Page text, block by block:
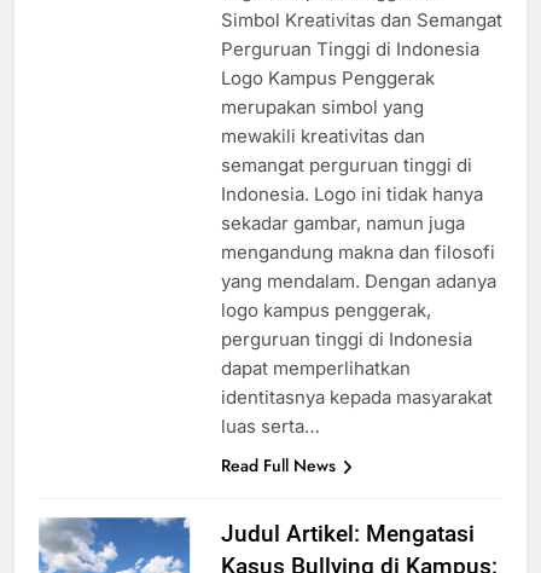
Logo Kampus Penggerak:
Simbol Kreativitas dan Semangat
Perguruan Tinggi di Indonesia
Logo Kampus Penggerak
merupakan simbol yang
mewakili kreativitas dan
semangat perguruan tinggi di
Indonesia. Logo ini tidak hanya
sekadar gambar, namun juga
mengandung makna dan filosofi
yang mendalam. Dengan adanya
logo kampus penggerak,
perguruan tinggi di Indonesia
dapat memperlihatkan
identitasnya kepada masyarakat
Judul Artikel: Mengatasi